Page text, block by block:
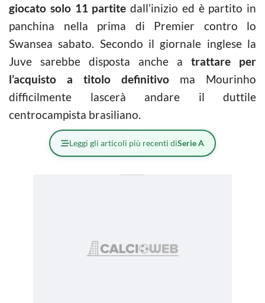
giocato solo 11 partite dall’inizio ed è partito in
panchina nella prima di Premier contro lo
Swansea sabato. Secondo il giornale inglese la
Juve sarebbe disposta anche a trattare per
l’acquisto a titolo definitivo ma Mourinho
difficilmente lascerà andare il duttile
centrocampista brasiliano.
Leggi gli articoli più recenti diSerie A